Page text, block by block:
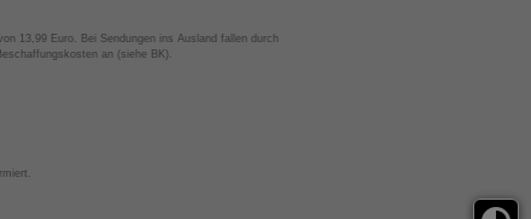
13,99 Euro. Bei Sendungen ins Ausland fallen durch
an (siehe BK).